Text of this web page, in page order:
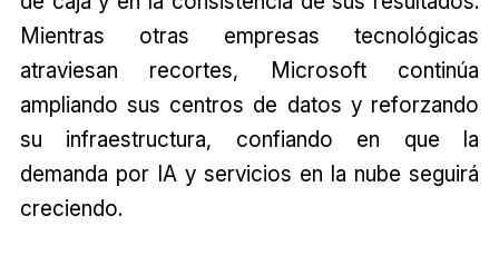
Mientras otras empresas tecnológicas
atraviesan recortes, Microsoft continúa
ampliando sus centros de datos y reforzando
su infraestructura, confiando en que la
demanda por IA y servicios en la nube seguirá
creciendo.